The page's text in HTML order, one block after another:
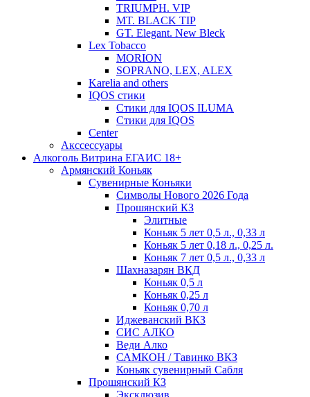
TRIUMPH. VIP
MT. BLACK TIP
GT. Elegant. New Bleck
Lex Tobacco
MORION
SOPRANO, LEX, ALEX
Karelia and others
IQOS стики
Стики для IQOS ILUMA
Стики для IQOS
Сenter
Акссессуары
Алкоголь Витрина ЕГАИС 18+
Армянский Коньяк
Сувенирные Коньяки
Символы Нового 2026 Года
Прошянский КЗ
Элитные
Коньяк 5 лет 0,5 л., 0,33 л
Коньяк 5 лет 0,18 л., 0,25 л.
Коньяк 7 лет 0,5 л., 0,33 л
Шахназарян ВКД
Коньяк 0,5 л
Коньяк 0,25 л
Коньяк 0,70 л
Иджеванский ВКЗ
СИС АЛКО
Веди Алко
САМКОН / Тавинко ВКЗ
Коньяк сувенирный Сабля
Прошянский КЗ
Эксклюзив